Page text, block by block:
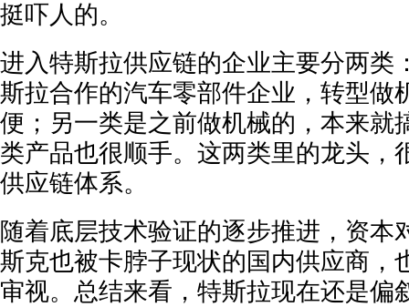
挺吓人的。
进入特斯拉供应链的企业主要分两类
斯拉合作的汽车零部件企业，转型做
便；另一类是之前做机械的，本来就
类产品也很顺手。这两类里的龙头，
供应链体系。
随着底层技术验证的逐步推进，资本
斯克也被卡脖子现状的国内供应商，
审视。总结来看，特斯拉现在还是偏